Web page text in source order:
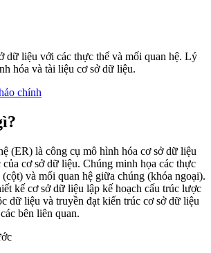
dữ liệu với các thực thể và mối quan hệ. Lý
hóa và tài liệu cơ sở dữ liệu.
chính
(ER) là công cụ mô hình hóa cơ sở dữ liệu
cơ sở dữ liệu. Chúng minh họa các thực
và mối quan hệ giữa chúng (khóa ngoại).
kế cơ sở dữ liệu lập kế hoạch cấu trúc lược
dữ liệu và truyền đạt kiến trúc cơ sở dữ liệu
bên liên quan.